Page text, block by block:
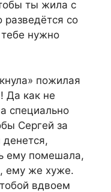
ты жила с
разведётся со
нужно
пожилая
Да как не
специально
Сергей за
ему помешала,
ему же хуже.
вдвоем